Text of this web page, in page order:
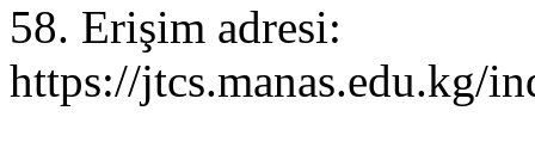
58. Erişim adresi:
https://jtcs.manas.edu.kg/